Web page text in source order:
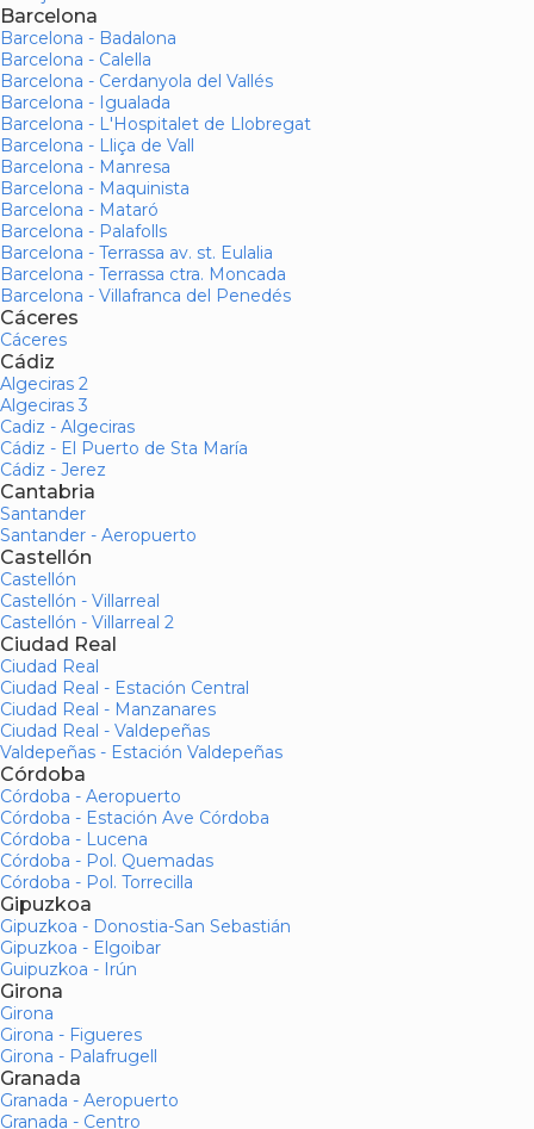
Barcelona
Barcelona - Badalona
Barcelona - Calella
Barcelona - Cerdanyola del Vallés
Barcelona - Igualada
Barcelona - L'Hospitalet de Llobregat
Barcelona - Lliça de Vall
Barcelona - Manresa
Barcelona - Maquinista
Barcelona - Mataró
Barcelona - Palafolls
Barcelona - Terrassa av. st. Eulalia
Barcelona - Terrassa ctra. Moncada
Barcelona - Villafranca del Penedés
Cáceres
Cáceres
Cádiz
Algeciras 2
Algeciras 3
Cadiz - Algeciras
Cádiz - El Puerto de Sta María
Cádiz - Jerez
Cantabria
Santander
Santander - Aeropuerto
Castellón
Castellón
Castellón - Villarreal
Castellón - Villarreal 2
Ciudad Real
Ciudad Real
Ciudad Real - Estación Central
Ciudad Real - Manzanares
Ciudad Real - Valdepeñas
Valdepeñas - Estación Valdepeñas
Córdoba
Córdoba - Aeropuerto
Córdoba - Estación Ave Córdoba
Córdoba - Lucena
Córdoba - Pol. Quemadas
Córdoba - Pol. Torrecilla
Gipuzkoa
Gipuzkoa - Donostia-San Sebastián
Gipuzkoa - Elgoibar
Guipuzkoa - Irún
Girona
Girona
Girona - Figueres
Girona - Palafrugell
Granada
Granada - Aeropuerto
Granada - Centro